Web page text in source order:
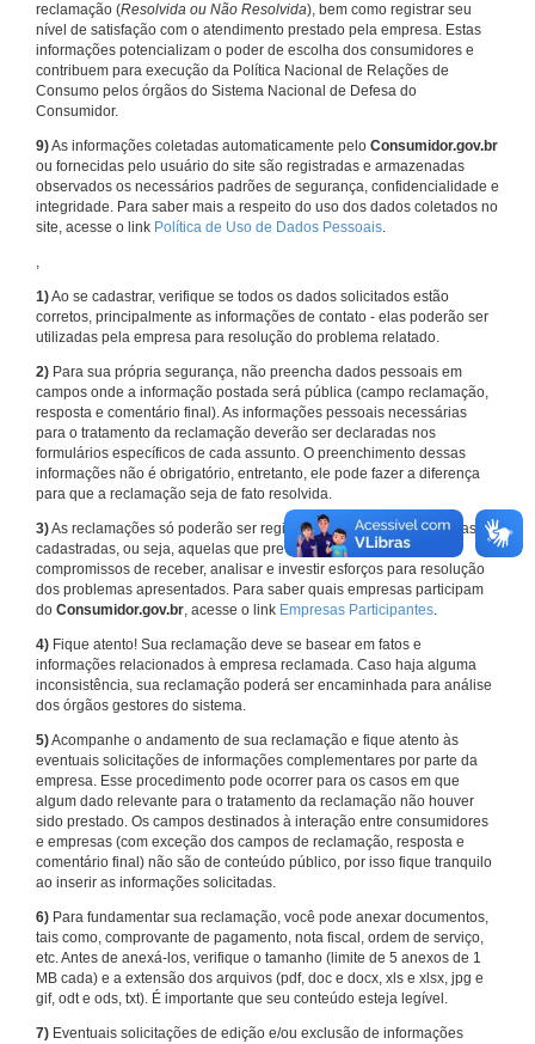
reclamação (Resolvida ou Não Resolvida), bem como registrar seu
nível de satisfação com o atendimento prestado pela empresa. Estas
informações potencializam o poder de escolha dos consumidores e
contribuem para execução da Política Nacional de Relações de
Consumo pelos órgãos do Sistema Nacional de Defesa do
Consumidor.
9)As informações coletadas automaticamente pelo Consumidor.gov.br
ou fornecidas pelo usuário do site são registradas e armazenadas
observados os necessários padrões de segurança, confidencialidade e
integridade. Para saber mais a respeito do uso dos dados coletados no
site, acesse o link Política de Uso de Dados Pessoais.
,
1)Ao se cadastrar, verifique se todos os dados solicitados estão
corretos, principalmente as informações de contato - elas poderão ser
utilizadas pela empresa para resolução do problema relatado.
2) Para sua própria segurança, não preencha dados pessoais em
campos onde a informação postada será pública (campo reclamação,
resposta e comentário final). As informações pessoais necessárias
para o tratamento da reclamação deverão ser declaradas nos
formulários específicos de cada assunto. O preenchimento dessas
informações não é obrigatório, entretanto, ele pode fazer a diferença
para que a reclamação seja de fato resolvida.
3)As reclamações só poderão ser registradas em face de empresas
cadastradas, ou seja, aquelas que previamente assumiram
compromissos de receber, analisar e investir esforços para resolução
dos problemas apresentados. Para saber quais empresas participam
do Consumidor.gov.br, acesse o link Empresas Participantes.
4) Fique atento! Sua reclamação deve se basear em fatos e
informações relacionados à empresa reclamada. Caso haja alguma
inconsistência, sua reclamação poderá ser encaminhada para análise
dos órgãos gestores do sistema.
5)Acompanhe o andamento de sua reclamação e fique atento às
eventuais solicitações de informações complementares por parte da
empresa. Esse procedimento pode ocorrer para os casos em que
algum dado relevante para o tratamento da reclamação não houver
sido prestado. Os campos destinados à interação entre consumidores
e empresas (com exceção dos campos de reclamação, resposta e
comentário final) não são de conteúdo público, por isso fique tranquilo
ao inserir as informações solicitadas.
6) Para fundamentar sua reclamação, você pode anexar documentos,
tais como, comprovante de pagamento, nota fiscal, ordem de serviço,
etc. Antes de anexá-los, verifique o tamanho (limite de 5 anexos de 1
MB cada) e a extensão dos arquivos (pdf, doc e docx, xls e xlsx, jpg e
gif, odt e ods, txt). É importante que seu conteúdo esteja legível.
7) Eventuais solicitações de edição e/ou exclusão de informações